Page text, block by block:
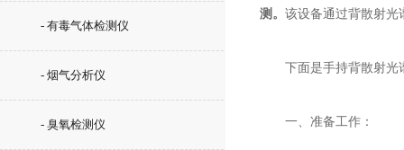
- 有毒气体检测仪
- 烟气分析仪
- 臭氧检测仪
测。 该设备通过背散射光
下面是手持背散射光
一、准备工作：